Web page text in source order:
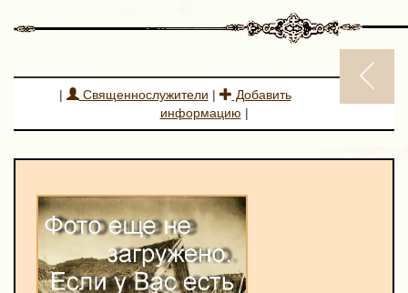
| Священнослужители |
Добавить
информацию |